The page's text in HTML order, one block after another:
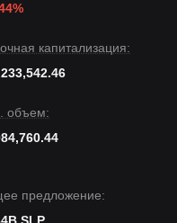
может
решающее
среднесрочный
постепенного
капитализация:
объем:
предложение: